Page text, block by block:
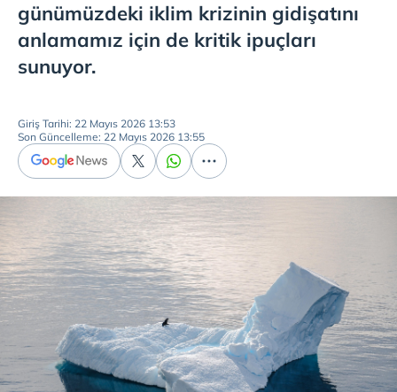
günümüzdeki iklim krizinin gidişatını
anlamamız için de kritik ipuçları
sunuyor.
Giriş Tarihi: 22 Mayıs 2026 13:53
Son Güncelleme: 22 Mayıs 2026 13:55